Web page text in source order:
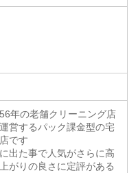
年の老舗クリーニング店
営するパック課金型の宅
です
出た事で人気がさらに高
がりの良さに定評がある